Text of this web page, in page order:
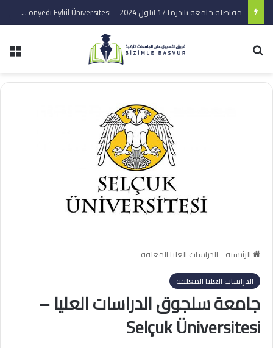
مفاضلة جامعة باندرما 17 ايلول 2024 – Bandırma onyedi Eylül Üniversitesi
الرئيسية - الدراسات العليا المغلقة
الدراسات العليا المغلقة
جامعة سلجوق الدراسات العليا –
Selçuk Üniversitesi